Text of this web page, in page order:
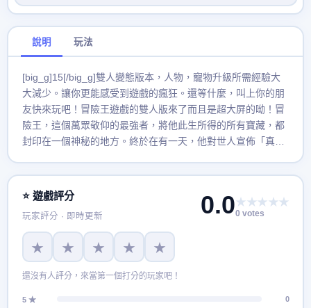
說明 玩法
[big_g]15[/big_g]雙人變態版本，人物，寵物升級所需經驗大
大減少。讓你更能感受到遊戲的瘋狂。還等什麼，叫上你的朋
友快來玩吧！冒險王遊戲的雙人版來了而且是超大屏的呦！冒
險王，這個萬眾敬仰的最強者，將他此生所得的所有寶藏，都
封印在一個神秘的地方。終於在有一天，他對世人宣佈「真正
生的財富！」，於是哈斯族的小勇士踏上了尋寶旅程！該款遊
戲是一款常見的橫板卷軸式動作遊戲，在這個版本中，強調的
是動作遊戲的流暢性和操作手感，以及精靈和玩家的配合體
驗。
⭐ 遊戲評分
玩家評分 · 即時更新 0.0★★★★★
0 votes
★ ★ ★ ★ ★
還沒有人評分，來當第一個打分的玩家吧！
5 ★
0